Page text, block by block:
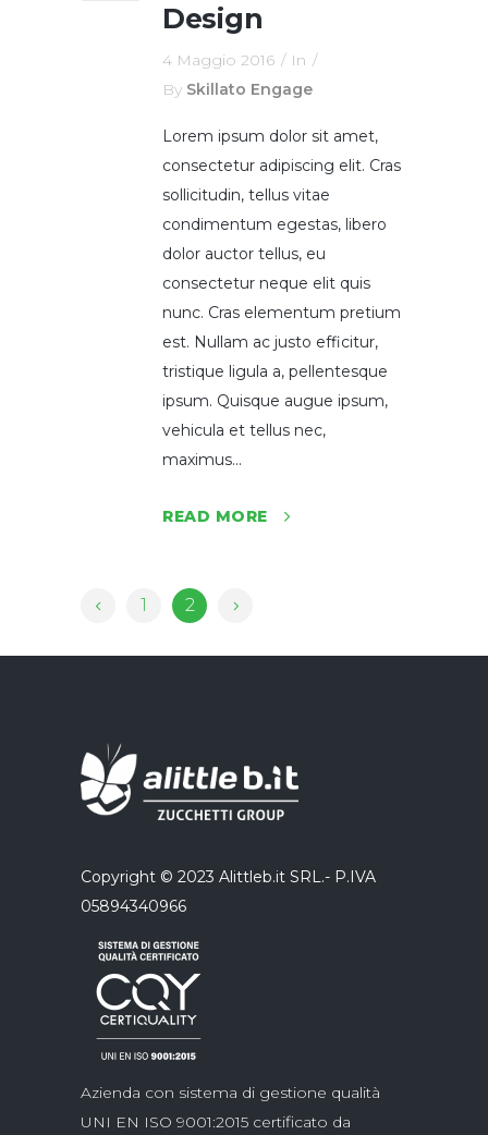
Design
4 Maggio 2016
In
By Skillato Engage
Lorem ipsum dolor sit amet,
consectetur adipiscing elit. Cras
sollicitudin, tellus vitae
condimentum egestas, libero
dolor auctor tellus, eu
consectetur neque elit quis
nunc. Cras elementum pretium
est. Nullam ac justo efficitur,
tristique ligula a, pellentesque
ipsum. Quisque augue ipsum,
vehicula et tellus nec,
maximus...
READ MORE
1 2
Copyright © 2023 Alittleb.it SRL.- P.IVA
05894340966
Azienda con sistema di gestione qualità
UNI EN ISO 9001:2015 certificato da